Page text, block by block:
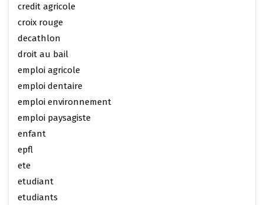
credit agricole
croix rouge
decathlon
droit au bail
emploi agricole
emploi dentaire
emploi environnement
emploi paysagiste
enfant
epfl
ete
etudiant
etudiants